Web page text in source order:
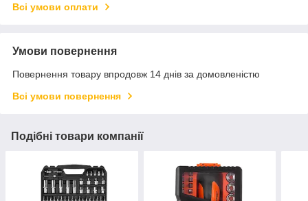
Всі умови оплати
Умови повернення
Повернення товару впродовж 14 днів за домовленістю
Всі умови повернення
Подібні товари компанії